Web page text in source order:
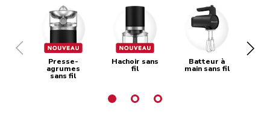
Presse-
agrumes
sans fil
Hachoir sans
fil
Batteur à
main sans fil